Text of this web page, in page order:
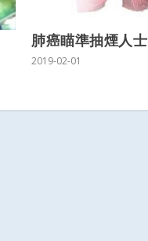
肺癌瞄準抽煙人士
2019-02-01